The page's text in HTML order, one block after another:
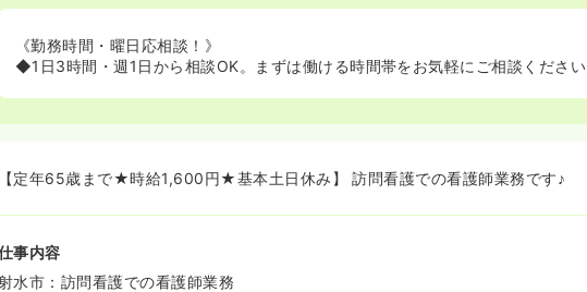
《勤務時間・曜日応相談！》
◆1日3時間・週1日から相談OK。まずは働ける時間帯をお気軽にご相談ください
【定年65歳まで★時給1,600円★基本土日休み】 訪問看護での看護師業務です♪
事内容
水市：訪問看護での看護師業務